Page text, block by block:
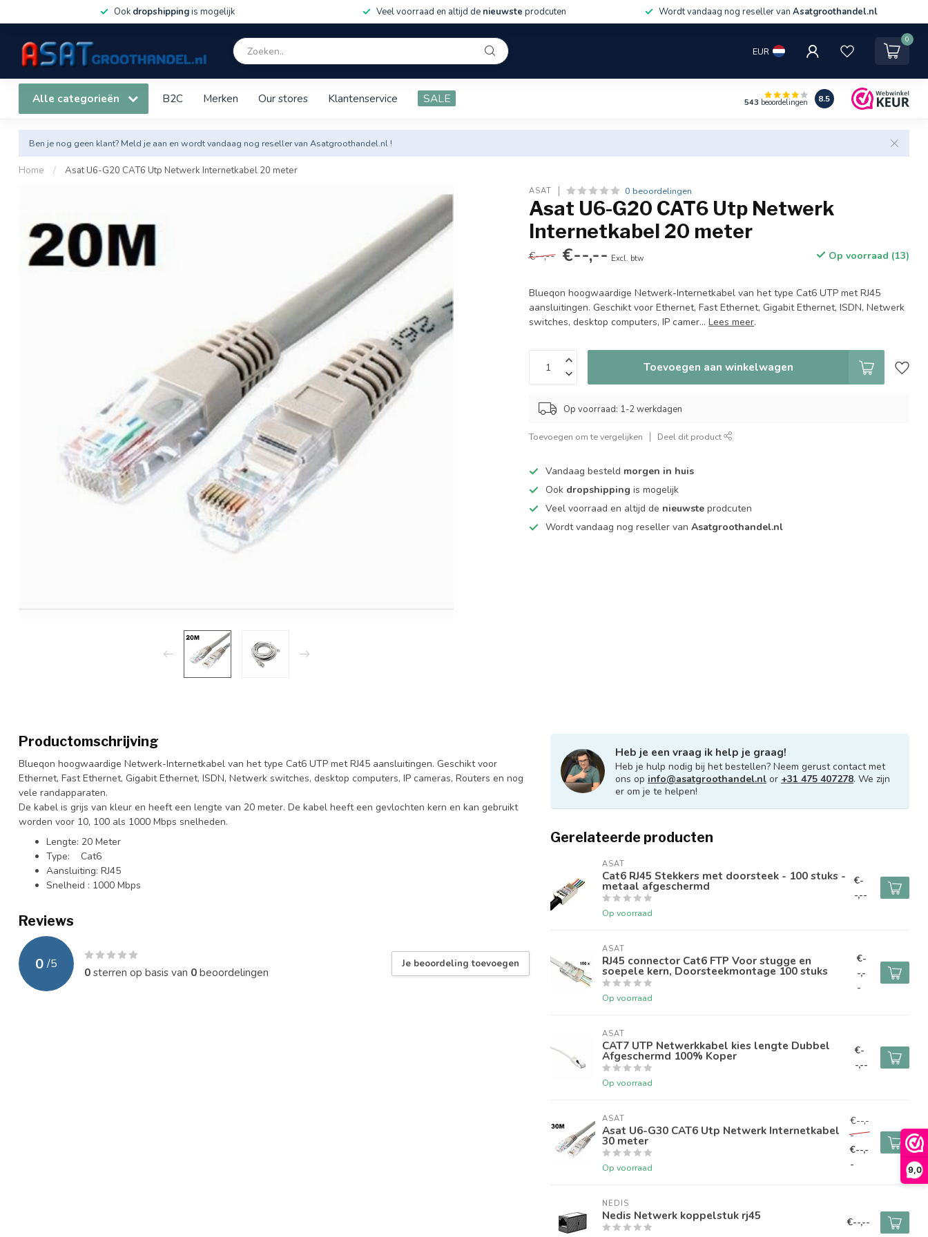
9,0
Ook dropshippingis mogelijk Veel voorraad en altijd de nieuwste prodcuten Wordt vandaag nog reseller van Asatgroothandel.nl
EUR
0
Alle categorieën B2C Merken Our stores Klantenservice SALE 543 beoordelingen 8.5
Ben je nog geen klant? Meld je aan en wordt vandaag nog reseller van Asatgroothandel.nl !
Home / Asat U6-G20 CAT6 Utp Netwerk Internetkabel 20 meter
ASAT 0 beoordelingen
Asat U6-G20 CAT6 Utp Netwerk
Internetkabel 20 meter
€--,-- €--,-- Excl. btw Op voorraad (13)
Blueqon hoogwaardige Netwerk-Internetkabel van het type Cat6 UTP met RJ45
aansluitingen. Geschikt voor Ethernet, Fast Ethernet, Gigabit Ethernet, ISDN, Netwerk
switches, desktop computers, IP camer...Lees meer.
Toevoegen aan winkelwagen
Op voorraad: 1-2 werkdagen
Toevoegen om te vergelijken Deel dit product
Vandaag besteld morgen in huis
Ook dropshipping is mogelijk
Veel voorraad en altijd de nieuwste prodcuten
Wordt vandaag nog reseller vanAsatgroothandel.nl
Productomschrijving
Blueqon hoogwaardige Netwerk-Internetkabel van het type Cat6 UTP met RJ45 aansluitingen. Geschikt voor
Ethernet, Fast Ethernet, Gigabit Ethernet, ISDN, Netwerk switches, desktop computers, IP cameras, Routers en nog
vele randapparaten.
De kabel is grijs van kleur en heeft een lengte van 20 meter. De kabel heeft een gevlochten kern en kan gebruikt
worden voor 10, 100 als 1000 Mbps snelheden.
Lengte: 20 Meter
Type: Cat6
Aansluiting: RJ45
Snelheid : 1000 Mbps
Reviews
0 /5
0sterren op basis van 0beoordelingen
Je beoordeling toevoegen
Heb je een vraag ik help je graag!
Heb je hulp nodig bij het bestellen? Neem gerust contact met
ons op info@asatgroothandel.nl or +31 475 407278. We zijn
er om je te helpen!
Gerelateerde producten
ASAT
Cat6 RJ45 Stekkers met doorsteek - 100 stuks -
metaal afgeschermd
Op voorraad
€-
-,--
ASAT
RJ45 connector Cat6 FTP Voor stugge en
soepele kern, Doorsteekmontage 100 stuks
Op voorraad
€-
-,-
-
ASAT
CAT7 UTP Netwerkkabel kies lengte Dubbel
Afgeschermd 100% Koper
Op voorraad
€-
-,--
ASAT
Asat U6-G30 CAT6 Utp Netwerk Internetkabel
30 meter
Op voorraad
€--,-
-
€--,-
-
NEDIS
Nedis Netwerk koppelstuk rj45 €--,--